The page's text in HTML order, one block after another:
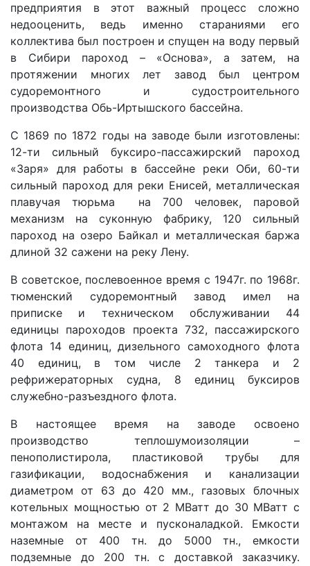
предприятия в этот важный процесс сложно
недооценить, ведь именно стараниями его
коллектива был построен и спущен на воду первый
в Сибири пароход – «Основа», а затем, на
протяжении многих лет завод был центром
судоремонтного и судостроительного
производства Обь-Иртышского бассейна.
С 1869 по 1872 годы на заводе были изготовлены:
12-ти сильный буксиро-пассажирский пароход
«Заря» для работы в бассейне реки Оби, 60-ти
сильный пароход для реки Енисей, металлическая
плавучая тюрьма на 700 человек, паровой
механизм на суконную фабрику, 120 сильный
пароход на озеро Байкал и металлическая баржа
длиной 32 сажени на реку Лену.
В советское, послевоенное время с 1947г. по 1968г.
тюменский судоремонтный завод имел на
приписке и техническом обслуживании 44
единицы пароходов проекта 732, пассажирского
флота 14 единиц, дизельного самоходного флота
40 единиц, в том числе 2 танкера и 2
рефрижераторных судна, 8 единиц буксиров
служебно-разъездного флота.
В настоящее время на заводе освоено
производство теплошумоизоляции –
пенополистирола, пластиковой трубы для
газификации, водоснабжения и канализации
диаметром от 63 до 420 мм., газовых блочных
котельных мощностью от 2 МВатт до 30 МВатт с
монтажом на месте и пусконаладкой. Емкости
наземные от 400 тн. до 5000 тн., емкости
подземные до 200 тн. с доставкой заказчику.